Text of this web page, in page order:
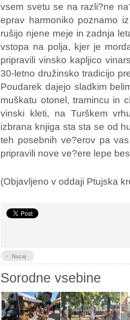
vsem svetu se na razli?ne
eprav harmoniko poznamo
rušijo njene meje in zadnja
vstopa na polja, kjer je
pripravili vinsko kapljico
30-letno družinsko tradicijo
Poudarek dajejo sladkim
muškatu otonel, tramincu in
vinski kleti, na Turškem
izbrana knjiga sta sta se od
teh posebnih ve?erov pa
pripravili nove ve?ere lepe
(Objavljeno v oddaji Ptujska
‹ Nazaj
Sorodne vsebine